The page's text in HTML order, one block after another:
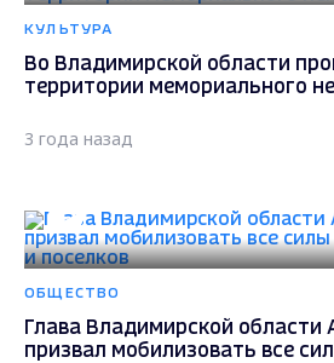
КУЛЬТУРА
Во Владимирской области
территории мемориального
3 года назад
ОБЩЕСТВО
Глава Владимирской области
призвал мобилизовать все